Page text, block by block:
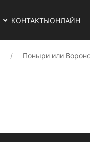
КОНТАКТЫОНЛАЙН
Поныри или